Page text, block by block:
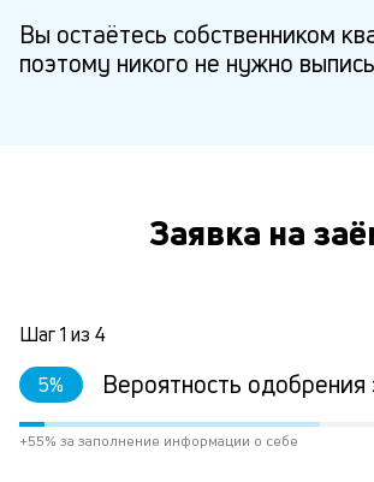
Вы остаётесь собственником
поэтому никого не нужно
Заявка на
Шаг1 из 4
5% Вероятность
+55% за заполнение информации о себе